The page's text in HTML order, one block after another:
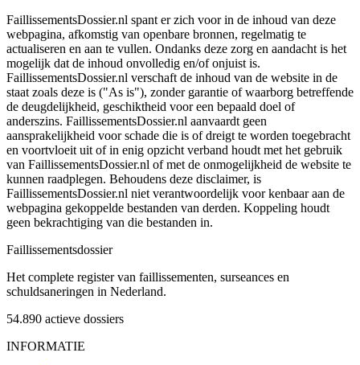
FaillissementsDossier.nl spant er zich voor in de inhoud van deze
webpagina, afkomstig van openbare bronnen, regelmatig te
actualiseren en aan te vullen. Ondanks deze zorg en aandacht is het
mogelijk dat de inhoud onvolledig en/of onjuist is.
FaillissementsDossier.nl verschaft de inhoud van de website in de
staat zoals deze is ("As is"), zonder garantie of waarborg betreffende
de deugdelijkheid, geschiktheid voor een bepaald doel of
anderszins. FaillissementsDossier.nl aanvaardt geen
aansprakelijkheid voor schade die is of dreigt te worden toegebracht
en voortvloeit uit of in enig opzicht verband houdt met het gebruik
van FaillissementsDossier.nl of met de onmogelijkheid de website te
kunnen raadplegen. Behoudens deze disclaimer, is
FaillissementsDossier.nl niet verantwoordelijk voor kenbaar aan de
webpagina gekoppelde bestanden van derden. Koppeling houdt
geen bekrachtiging van die bestanden in.
Faillissementsdossier
Het complete register van faillissementen, surseances en
schuldsaneringen in Nederland.
54.890 actieve dossiers
INFORMATIE